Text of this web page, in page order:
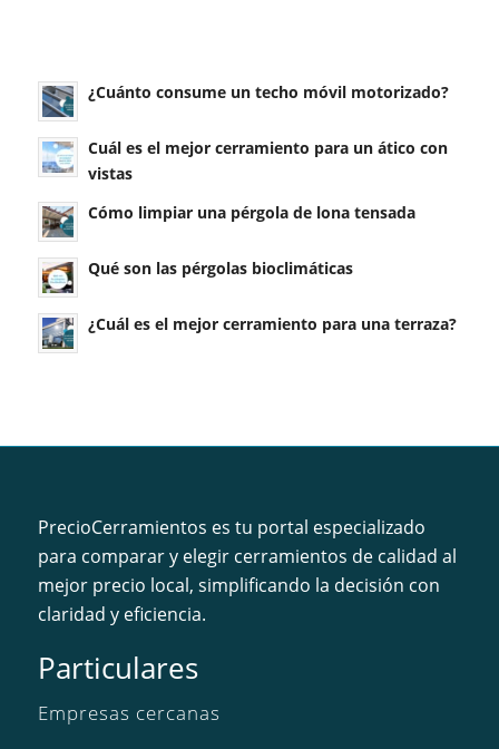
¿Cuánto consume un techo móvil motorizado?
Cuál es el mejor cerramiento para un ático con
vistas
Cómo limpiar una pérgola de lona tensada
Qué son las pérgolas bioclimáticas
¿Cuál es el mejor cerramiento para una terraza?
PrecioCerramientos es tu portal especializado
para comparar y elegir cerramientos de calidad al
mejor precio local, simplificando la decisión con
claridad y eficiencia.
Particulares
Empresas cercanas